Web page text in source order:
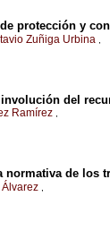
protección y
Zuñiga Urbina
del
Ramírez
normativa de los